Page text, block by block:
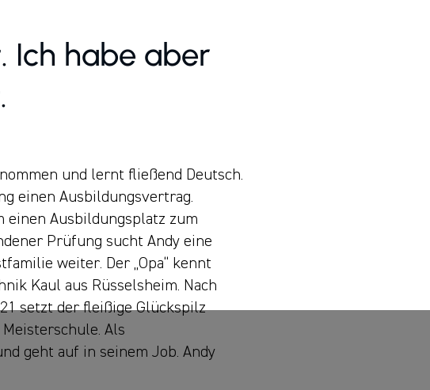
Ich habe aber
und lernt fließend Deutsch.
einen Ausbildungsvertrag.
einen Ausbildungsplatz zum
Prüfung sucht Andy eine
weiter. Der „Opa“ kennt
Kaul aus Rüsselsheim. Nach
setzt der fleißige Glückspilz
Als
geht auf in seinem Job. Andy